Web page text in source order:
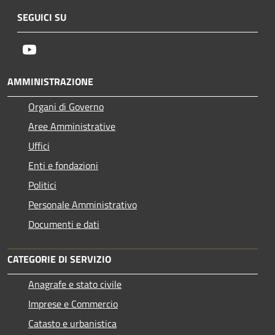
SEGUICI SU
AMMINISTRAZIONE
Organi di Governo
Aree Amministrative
Uffici
Enti e fondazioni
Politici
Personale Amministrativo
Documenti e dati
CATEGORIE DI SERVIZIO
Anagrafe e stato civile
Imprese e Commercio
Catasto e urbanistica